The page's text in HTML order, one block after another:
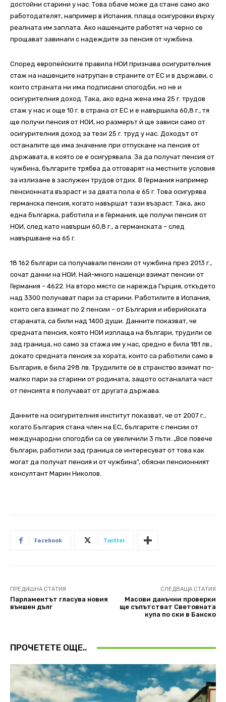
достойни старини у нас. Това обаче може да стане само ако
работодателят, например в Испания, плаща осигуровки върху
реалната им заплата. Ако нашенците работят на черно се
прощават завинаги с надеждите за пенсия от чужбина.
Според европейските правила НОИ признава осигурителния
стаж на нашенците натрупан в страните от ЕС и в държави, с
които страната ни има подписани спогодби, но не и
осигурителния доход. Така, ако една жена има 25 г. трудов
стаж у нас и още 10 г. в страна от ЕС и е навършила 60,8 г., тя
ще получи пенсия от НОИ, но размерът й ще зависи само от
осигурителния доход за тези 25 г. труд у нас. Доходът от
останалите ще има значение при отпускане на пенсия от
държавата, в която се е осигурявала. За да получат пенсия от
чужбина, българите трябва да отговарят на местните условия
за излизане в заслужен трудов отдих. В Германия например
пенсионната възраст и за двата пола е 65 г. Това осигурява
германска пенсия, когато навършат тази възраст. Така, ако
една българка, работила и в Германия, ще получи пенсия от
НОИ, след като навърши 60,8 г., а германската – след
навършване на 65 г.
18 162 българи са получавали пенсии от чужбина през 2013 г.,
сочат данни на НОИ. Най-много нашенци взимат пенсии от
Германия – 4622. На второ място се нарежда Гърция, откъдето
над 3300 получават пари за старини. Работилите в Испания,
които сега взимат по 2 пенсии – от България и иберийската
стараната, са били над 1400 души. Данните показват, че
средната пенсия, която НОИ изплаща на българи, трудили се
зад граница, но само за стажа им у нас, средно е била 181 лв.,
докато средната пенсия за хората, които са работили само в
България, е била 298 лв. Трудилите се в странство взимат по-
малко пари за старини от родината, защото останалата част
от пенсията я получават от другата държава.
Данните на осигурителния институт показват, че от 2007 г.,
когато България стана член на ЕС, българите с пенсии от
международни спогодби са се увеличили 3 пъти. „Все повече
българи, работили зад граница се интересуват от това как
могат да получат пенсия и от чужбина”, обясни пенсионният
консултант Марин Николов.
Facebook Twitter
ПРЕДИШНА СТАТИЯ
Парламентът гласува новия
външен дълг
СЛЕДВАЩА СТАТИЯ
Масови данъчни проверки
ще съпътстват Световната
купа по ски в Банско
ПРОЧЕТЕТЕ ОЩЕ..